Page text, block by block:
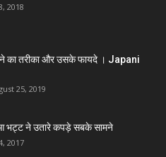
2018
का तरीका और उसके फायदे । Japani
25, 2019
भट्ट ने उतारे कपड़े सबके सामने
2017